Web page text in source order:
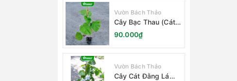
Vườn Bách Thảo
Cây Bạc Thau (Cát
Đằng Lá Lớn)
90.000₫
Vườn Bách Thảo
Cây Cát Đằng Lá